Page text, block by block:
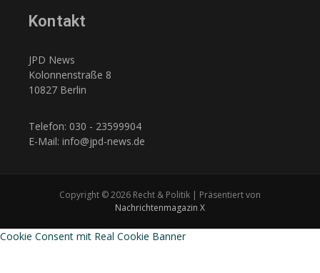
Kontakt
JPD News
Kolonnenstraße 8
10827 Berlin
Telefon: 030 - 23599904
E-Mail: info@jpd-news.de
Copyright © 2026 Recht & Politik | Präsentiert von
Nachrichtenmagazin X
Cookie Consent mit Real Cookie Banner